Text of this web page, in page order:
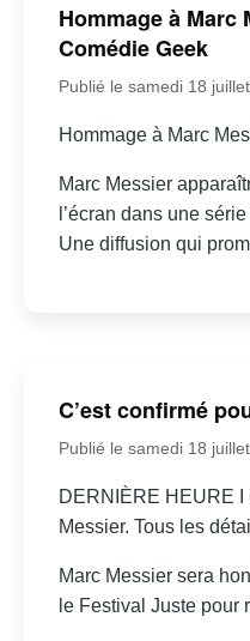
Hommage à Marc
Comédie Geek
Publié le samedi 18
Hommage à Marc
Marc Messier
l’écran dans une
Une diffusion qui
C’est confirmé
Publié le samedi 18
DERNIÈRE HEURE I
Messier. Tous les
Marc Messier sera
le Festival Juste pour